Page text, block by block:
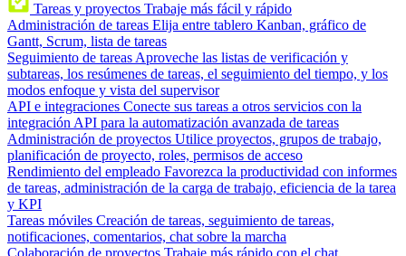
Tareas y proyectos Trabaje más fácil y rápido
Administración de tareas Elija entre tablero Kanban, gráfico de
Gantt, Scrum, lista de tareas
Seguimiento de tareas Aproveche las listas de verificación y
subtareas, los resúmenes de tareas, el seguimiento del tiempo, y los
modos enfoque y vista del supervisor
API e integraciones Conecte sus tareas a otros servicios con la
integración API para la automatización avanzada de tareas
Administración de proyectos Utilice proyectos, grupos de trabajo,
planificación de proyecto, roles, permisos de acceso
Rendimiento del empleado Favorezca la productividad con informes
de tareas, administración de la carga de trabajo, eficiencia de la tarea
y KPI
Tareas móviles Creación de tareas, seguimiento de tareas,
notificaciones, comentarios, chat sobre la marcha
Colaboración de proyectos Trabaje más rápido con el chat,